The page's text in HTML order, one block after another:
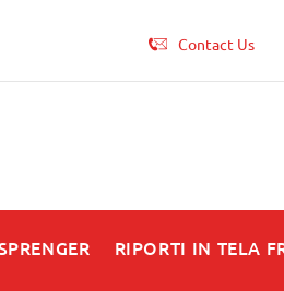
Contact Us
RIPORTI IN TELA